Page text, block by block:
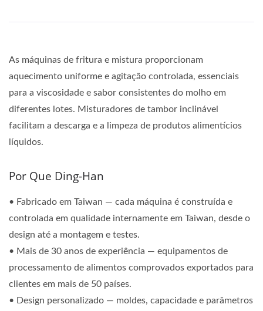
As máquinas de fritura e mistura proporcionam
aquecimento uniforme e agitação controlada, essenciais
para a viscosidade e sabor consistentes do molho em
diferentes lotes. Misturadores de tambor inclinável
facilitam a descarga e a limpeza de produtos alimentícios
líquidos.
Por Que Ding-Han
• Fabricado em Taiwan — cada máquina é construída e
controlada em qualidade internamente em Taiwan, desde o
design até a montagem e testes.
• Mais de 30 anos de experiência — equipamentos de
processamento de alimentos comprovados exportados para
clientes em mais de 50 países.
• Design personalizado — moldes, capacidade e parâmetros